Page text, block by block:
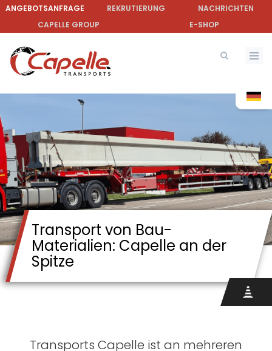
Direkt
Inhalt
ANGEBOTSANFRAGE REKRUTIERUNG
NACHRICHTEN
CAPELLE GROUP
E-SHOP
Transport von Bau-
Materialien: Capelle an der
Spitze
Transports Capelle ist an mehreren